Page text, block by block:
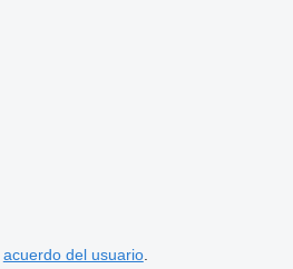
acuerdo del usuario.